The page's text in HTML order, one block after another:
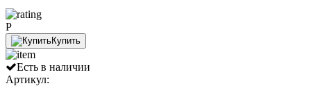
P
Купить
Есть в наличии
Артикул: